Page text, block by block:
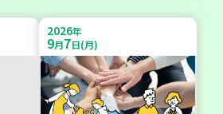
2026年
9月7日(月)